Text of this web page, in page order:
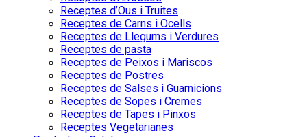
Receptes d’Ous i Truites
Receptes de Carns i Ocells
Receptes de Llegums i Verdures
Receptes de pasta
Receptes de Peixos i Mariscos
Receptes de Postres
Receptes de Salses i Guarnicions
Receptes de Sopes i Cremes
Receptes de Tapes i Pinxos
Receptes Vegetarianes